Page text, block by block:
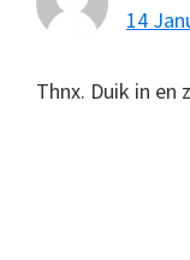
14
Thnx. Duik in en